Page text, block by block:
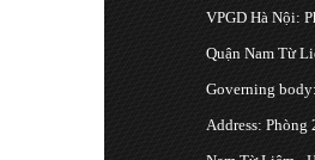
VPGD Hà Nội:
Quận Nam Từ
Governing
Address: